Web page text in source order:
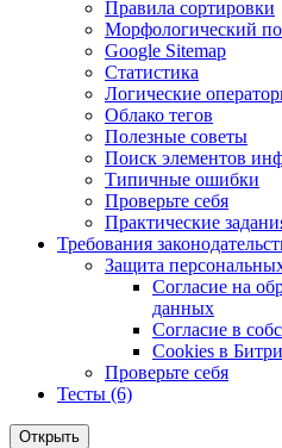
Правила сортировки
Морфологический
Google Sitemap
Статистика
Логические
Облако тегов
Полезные советы
Поиск элементов
Типичные ошибки
Проверьте себя
Практические
Требования
Защита
Согласие на
данных
Согласие в
Cookies в
Проверьте себя
Тесты (6)
Открыть